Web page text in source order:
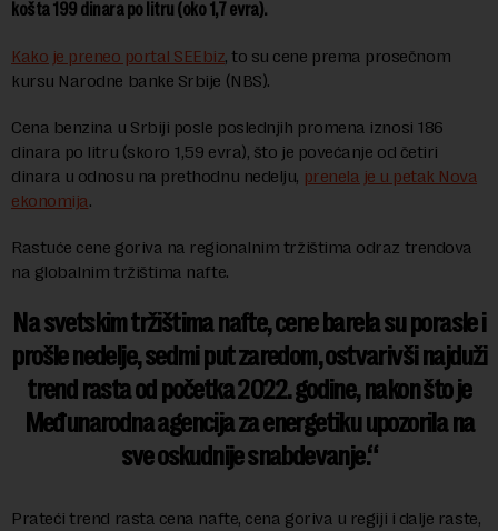
košta 199 dinara po litru (oko 1,7 evra).
Kako je preneo portal SEEbiz, to su cene prema prosečnom
kursu Narodne banke Srbije (NBS).
Cena benzina u Srbiji posle poslednjih promena iznosi 186
dinara po litru (skoro 1,59 evra), što je povećanje od četiri
dinara u odnosu na prethodnu nedelju, prenela je u petak Nova
ekonomija.
Rastuće cene goriva na regionalnim tržištima odraz trendova
na globalnim tržištima nafte.
Na svetskim tržištima nafte, cene barela su porasle i
prošle nedelje, sedmi put zaredom, ostvarivši najduži
trend rasta od početka 2022. godine, nakon što je
Međunarodna agencija za energetiku upozorila na
sve oskudnije snabdevanje.
Prateći trend rasta cena nafte, cena goriva u regiji i dalje raste,